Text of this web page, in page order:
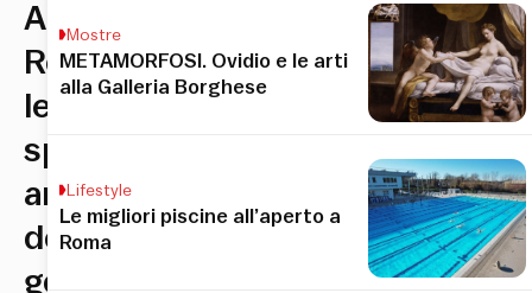
A
Roma
le
sperimentazioni
artistiche
del
genio
Mostre
METAMORFOSI. Ovidio e le arti
alla Galleria Borghese
Lifestyle
Le migliori piscine all’aperto a
Roma